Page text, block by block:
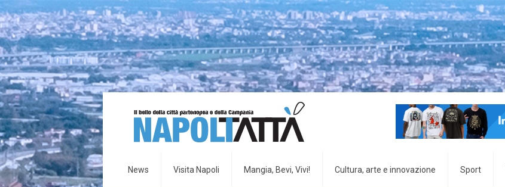
News Visita Napoli Mangia, Bevi, Vivi! Cultura, arte e innovazione Sport